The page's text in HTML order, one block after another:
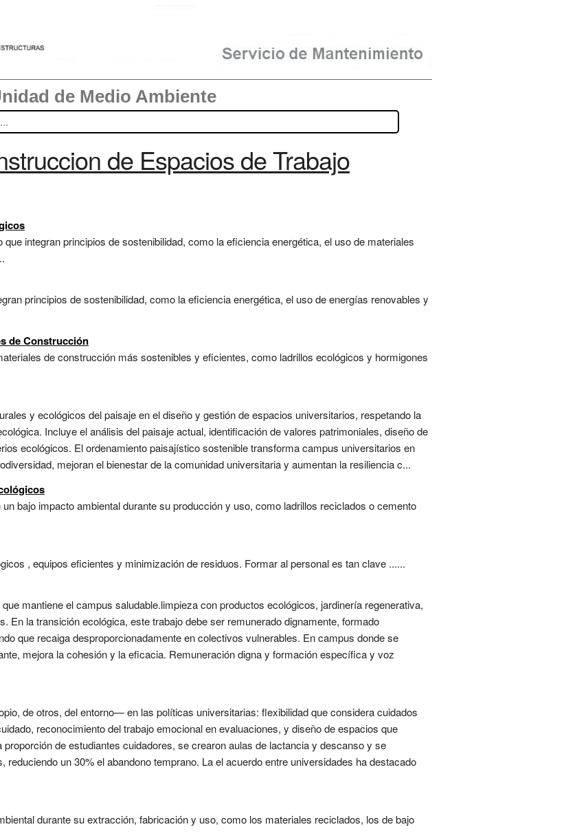
de Medio Ambiente
de Espacios de Trabajo
integran principios de sostenibilidad, como la eficiencia energética, el uso de materiales
principios de sostenibilidad, como la eficiencia energética, el uso de energías renovables y
de Construcción
de construcción más sostenibles y eficientes, como ladrillos ecológicos y hormigones
y ecológicos del paisaje en el diseño y gestión de espacios universitarios, respetando la
Incluye el análisis del paisaje actual, identificación de valores patrimoniales, diseño de
ecológicos. El ordenamiento paisajístico sostenible transforma campus universitarios en
mejoran el bienestar de la comunidad universitaria y aumentan la resiliencia c...
bajo impacto ambiental durante su producción y uso, como ladrillos reciclados o cemento
, equipos eficientes y minimización de residuos. Formar al personal es tan clave ......
mantiene el campus saludable.limpieza con productos ecológicos, jardinería regenerativa,
En la transición ecológica, este trabajo debe ser remunerado dignamente, formado
que recaiga desproporcionadamente en colectivos vulnerables. En campus donde se
mejora la cohesión y la eficacia. Remuneración digna y formación específica y voz
de otros, del entorno— en las políticas universitarias: flexibilidad que considera cuidados
reconocimiento del trabajo emocional en evaluaciones, y diseño de espacios que
de estudiantes cuidadores, se crearon aulas de lactancia y descanso y se
un 30% el abandono temprano. La el acuerdo entre universidades ha destacado
durante su extracción, fabricación y uso, como los materiales reciclados, los de bajo